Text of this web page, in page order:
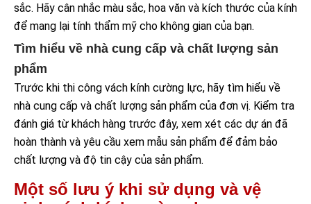
sắc. Hãy cân nhắc màu sắc, hoa văn và kích thước của kính
để mang lại tính thẩm mỹ cho không gian của bạn.
Tìm hiểu về nhà cung cấp và chất lượng sản
phẩm
Trước khi thi công vách kính cường lực, hãy tìm hiểu về
nhà cung cấp và chất lượng sản phẩm của đơn vị. Kiểm tra
đánh giá từ khách hàng trước đây, xem xét các dự án đã
hoàn thành và yêu cầu xem mẫu sản phẩm để đảm bảo
chất lượng và độ tin cậy của sản phẩm.
Một số lưu ý khi sử dụng và vệ